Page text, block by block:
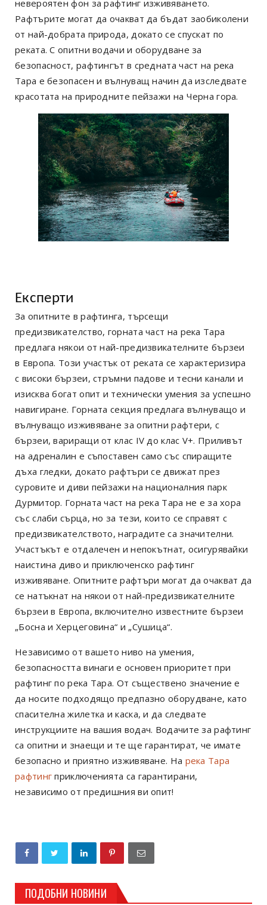
невероятен фон за рафтинг изживяването.
Рафтърите могат да очакват да бъдат заобиколени
от най-добрата природа, докато се спускат по
реката. С опитни водачи и оборудване за
безопасност, рафтингът в средната част на река
Тара е безопасен и вълнуващ начин да изследвате
красотата на природните пейзажи на Черна гора.
Експерти
За опитните в рафтинга, търсещи
предизвикателство, горната част на река Тара
предлага някои от най-предизвикателните бързеи
в Европа. Този участък от реката се характеризира
с високи бързеи, стръмни падове и тесни канали и
изисква богат опит и технически умения за успешно
навигиране. Горната секция предлага вълнуващо и
вълнуващо изживяване за опитни рафтери, с
бързеи, вариращи от клас IV до клас V+. Приливът
на адреналин е съпоставен само със спиращите
дъха гледки, докато рафтъри се движат през
суровите и диви пейзажи на националния парк
Дурмитор. Горната част на река Тара не е за хора
със слаби сърца, но за тези, които се справят с
предизвикателството, наградите са значителни.
Участъкът е отдалечен и непокътнат, осигурявайки
наистина диво и приключенско рафтинг
изживяване. Опитните рафтъри могат да очакват да
се натъкнат на някои от най-предизвикателните
бързеи в Европа, включително известните бързеи
„Босна и Херцеговина“ и „Сушица“.
Независимо от вашето ниво на умения,
безопасността винаги е основен приоритет при
рафтинг по река Тара. От съществено значение е
да носите подходящо предпазно оборудване, като
спасителна жилетка и каска, и да следвате
инструкциите на вашия водач. Водачите за рафтинг
са опитни и знаещи и те ще гарантират, че имате
безопасно и приятно изживяване. На река Тара
рафтинг приключенията са гарантирани,
независимо от предишния ви опит!
ПОДОБНИ НОВИНИ